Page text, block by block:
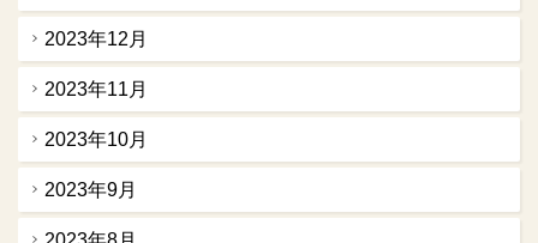
2023年12月
2023年11月
2023年10月
2023年9月